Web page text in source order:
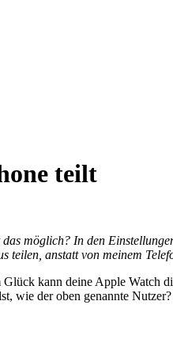
teilt
möglich? In den
teilen, anstatt von meinem
kann deine Apple Watch
wie der oben genannte